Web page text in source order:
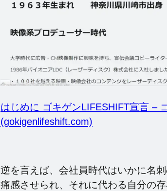
はじめに ゴキゲンLIFESHIFT宣言 –
(gokigenlifeshift.com)
逆を言えば、会社員時代はいかに名
痛感させられ、それに代わる自分の